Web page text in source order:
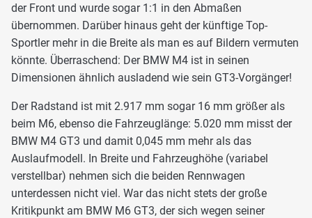
der Front und wurde sogar 1:1 in den Abmaßen
übernommen. Darüber hinaus geht der künftige Top-
Sportler mehr in die Breite als man es auf Bildern vermuten
könnte. Überraschend: Der BMW M4 ist in seinen
Dimensionen ähnlich ausladend wie sein GT3-Vorgänger!
Der Radstand ist mit 2.917 mm sogar 16 mm größer als
beim M6, ebenso die Fahrzeuglänge: 5.020 mm misst der
BMW M4 GT3 und damit 0,045 mm mehr als das
Auslaufmodell. In Breite und Fahrzeughöhe (variabel
verstellbar) nehmen sich die beiden Rennwagen
unterdessen nicht viel. War das nicht stets der große
Kritikpunkt am BMW M6 GT3, der sich wegen seiner